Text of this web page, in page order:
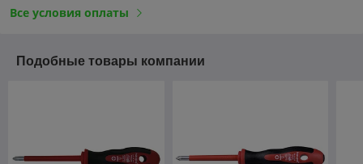
Все условия оплаты
Подобные товары компании